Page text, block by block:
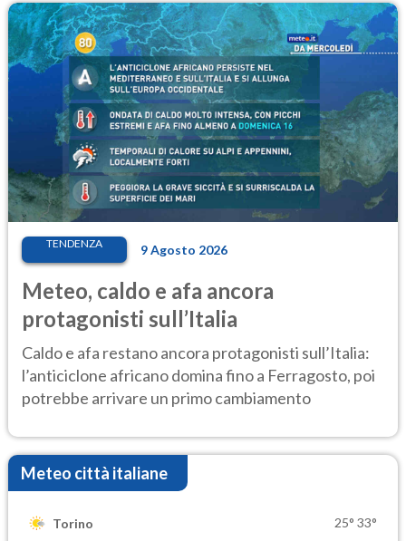
TENDENZA 9 Agosto 2026
Meteo, caldo e afa ancora
protagonisti sull’Italia
Caldo e afa restano ancora protagonisti sull’Italia:
l’anticiclone africano domina fino a Ferragosto, poi
potrebbe arrivare un primo cambiamento
Meteo città italiane
Torino 25° 33°